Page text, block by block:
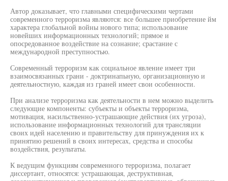
Автор доказывает, что главными специфическими чертами
современного терроризма являются: все большее приобретение йм
характера глобальной войны нового типа; использование
новейших информационных технологий; прямое и
опосредованное воздействие на сознание; срастание с
международной преступностью.
Современный терроризм как социальное явление имеет три
взаимосвязанных грани - доктринапьную, организационную и
деятельностную, каждая из граней имеет свои особенности.
При анализе терроризма как деятельности в нем можно выделить
следующие компоненты: субъекты и объекты терроризма,
мотивация, насильственно-устрашающие действия (их угроза),
использование информационных технологий для трансляции
своих идей населению и правительству для принуждения их к
принятию решений в своих интересах, средства и способы
воздействия, результаты.
К ведущим функциям современного терроризма, полагает
диссертант, относятся: устрашающая, деструктивная,